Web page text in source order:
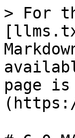
> For
page